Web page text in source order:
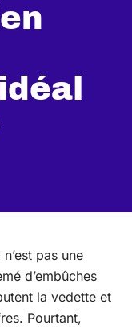
pas une
d’embûches
la vedette et
Pourtant,